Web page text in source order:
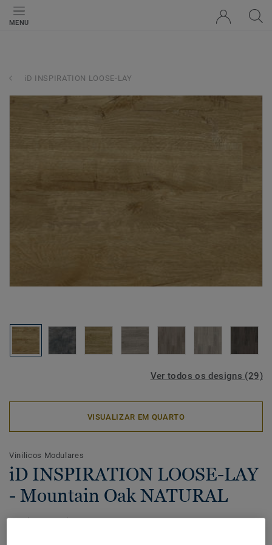
MENU
iD INSPIRATION LOOSE-LAY
Ver todos os designs (29)
VISUALIZAR EM QUARTO
Vinilicos Modulares
iD INSPIRATION LOOSE-LAY
- Mountain Oak NATURAL
Fácil de instalar e remover novamente. O pavimento